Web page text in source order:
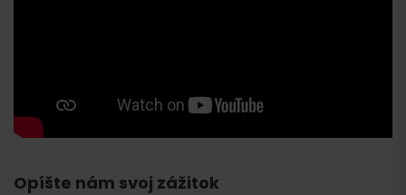
Opíšte nám svoj zážitok